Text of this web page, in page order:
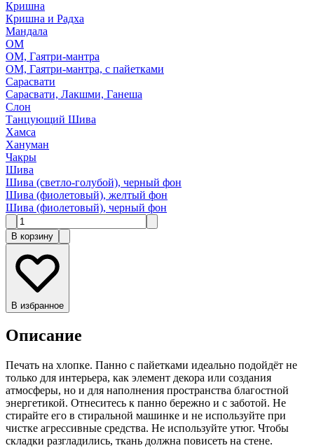
Кришна
Кришна и Радха
Мандала
ОМ
ОМ, Гаятри-мантра
ОМ, Гаятри-мантра, с пайетками
Сарасвати
Сарасвати, Лакшми, Ганеша
Слон
Танцующий Шива
Хамса
Хануман
Чакры
Шива
Шива (светло-голубой), черный фон
Шива (фиолетовый), желтый фон
Шива (фиолетовый), черный фон
В корзину
В избранное
Описание
Печать на хлопке. Панно с пайетками идеально подойдёт не
только для интерьера, как элемент декора или создания
атмосферы, но и для наполнения пространства благостной
энергетикой. Отнеситесь к панно бережно и с заботой. Не
стирайте его в стиральной машинке и не используйте при
чистке агрессивные средства. Не используйте утюг. Чтобы
складки разгладились, ткань должна повисеть на стене.